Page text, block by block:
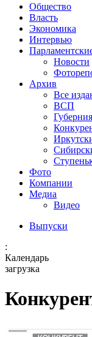
Общество
Власть
Экономика
Интервью
Новости
Архив
Все
ВСП
Губерния
Фото
Компании
Медиа
Видео
Выпуски
:
Календарь
загрузка